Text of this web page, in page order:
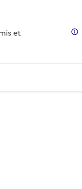
et